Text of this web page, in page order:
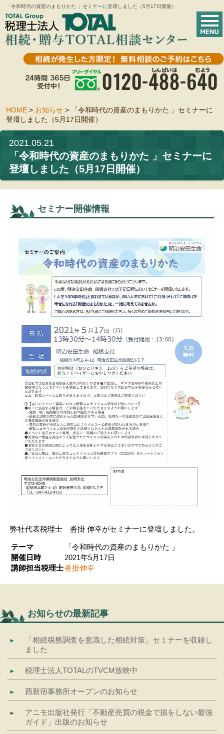
「令和時代の資産のまもりかた 」セミナーに登壇しました（5月17日開催）
HOME > お知らせ >
「令和時代の資産のまもりかた 」セミナーに
登壇しました（5月17日開催）
2021.05.21
「令和時代の資産のまもりかた 」セミナーに
登壇しました（5月17日開催）
セミナー開催情報
弊社代表税理士 沓掛 伸幸がセミナーに登壇しました。
テーマ
「令和時代の資産のまもりかた 」
開催日時
2021年5月17日
講師担当税理士沓掛伸幸
お知らせの最新記事
「相続税務調査を意識した相続対策」セミナーを収録し
ました
税理士法人TOTALのTVCM放映中
西新宿事務所オープンのお知らせ
アニモ出版社発行「不動産売買の税金で損をしない最強
ガイド」出版のお知らせ